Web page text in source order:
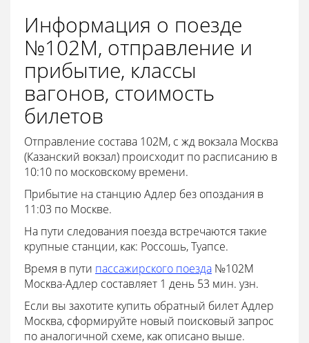
Информация о поезде
№102М, отправление и
прибытие, классы
вагонов, стоимость
билетов
Отправление состава 102М, с жд вокзала Москва
(Казанский вокзал) происходит по расписанию в
10:10 по московскому времени.
Прибытие на станцию Адлер без опоздания в
11:03 по Москве.
На пути следования поезда встречаются такие
крупные станции, как: Россошь, Туапсе.
Время в пути пассажирского поезда №102М
Москва-Адлер составляет 1 день 53 мин. узн.
Если вы захотите купить обратный билет Адлер
Москва, сформируйте новый поисковый запрос
по аналогичной схеме, как описано выше.